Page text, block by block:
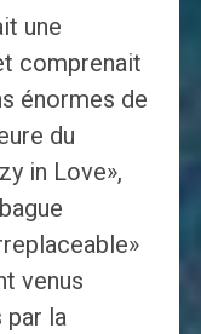
une
comprenait
énormes de
du
in Love»,
venus
par la